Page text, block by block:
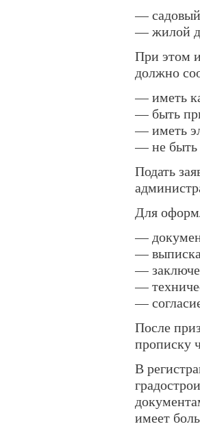
— садовый
— жилой
При этом
должно
— иметь
— быть
— иметь
— не быть
Подать
Для
—
—
—
—
—
После
прописку
В
имеет